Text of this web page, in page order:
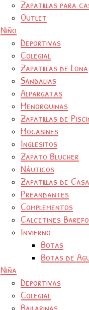
Zapatillas para
Outlet
Niño
Deportivas
Colegial
Zapatillas de Lona
Sandalias
Alpargatas
Menorquinas
Zapatillas de
Mocasines
Inglesitos
Zapato Blucher
Náuticos
Zapatillas de Casa
Preandantes
Complementos
Calcetines
Invierno
Botas
Botas de
Niña
Deportivas
Colegial